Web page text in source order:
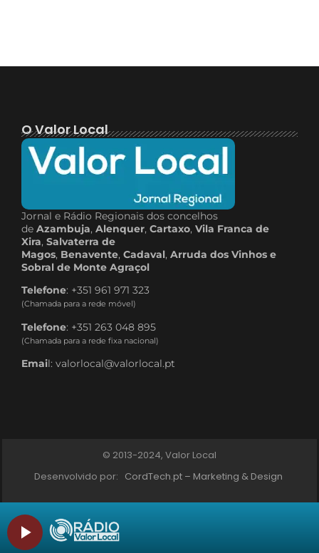
O Valor Local
Jornal e Rádio Regionais dos concelhos
de Azambuja, Alenquer, Cartaxo, Vila Franca de
Xira, Salvaterra de
Magos, Benavente, Cadaval, Arruda dos Vinhos e
Sobral de Monte Agraçol
Telefone: +351 961 971 323
(Chamada para a rede móvel)
Telefone: +351 263 048 895
(Chamada para a rede fixa nacional)
Email: valorlocal@valorlocal.pt
© 2013-2024, Valor Local
Desenvolvido por: CordTech.pt – Marketing & Design